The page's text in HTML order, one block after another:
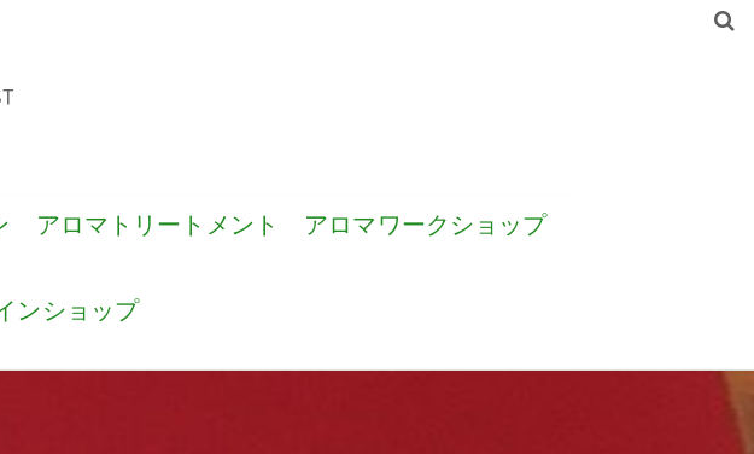
アロマトリートメント アロマワークショップ
ンショップ